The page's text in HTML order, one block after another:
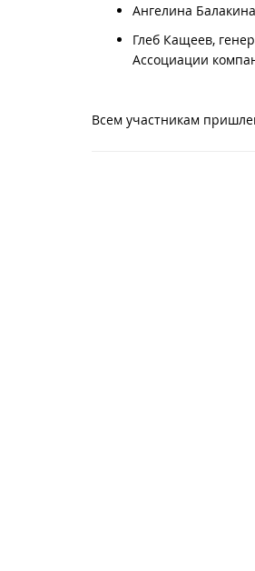
Ангелина
Глеб Кащеев,
Ассоциации
Всем участникам